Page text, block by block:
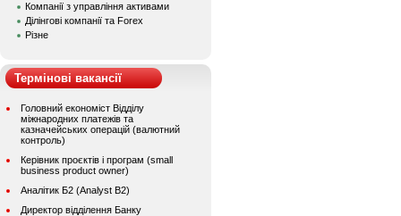
Компанії з управління активами
Ділінгові компанії та Forex
Різне
Термінові вакансії
Головний економіст Відділу
міжнародних платежів та
казначейських операцій (валютний
контроль)
Керівник проєктів і програм (small
business product owner)
Аналітик Б2 (Analyst B2)
Директор відділення Банку